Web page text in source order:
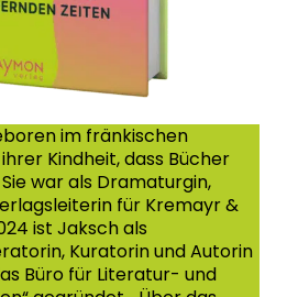
im fränkischen
Kindheit, dass Bücher
war als Dramaturgin,
für Kremayr &
ist Jaksch als
Kuratorin und Autorin
Büro für Literatur- und